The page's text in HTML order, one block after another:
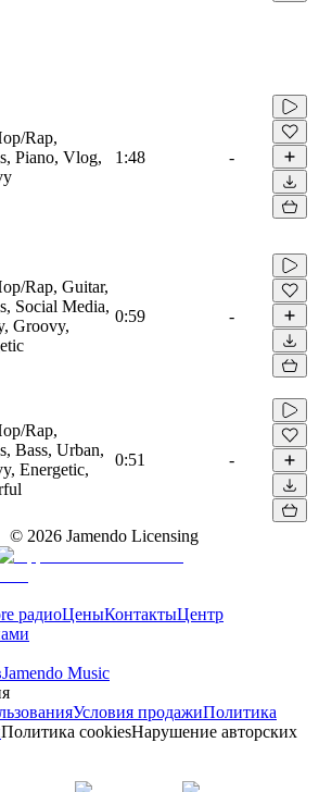
Rap,
Piano, Vlog,
1:48 -
Rap, Guitar,
Social Media,
Groovy,
0:59 -
Rap,
Bass, Urban,
Energetic,
0:51 -
© 2026 Jamendo Licensing
радиоЦеныКонтактыЦентр
Jamendo Music
Условия продажиПолитика
Политика cookiesНарушение авторских